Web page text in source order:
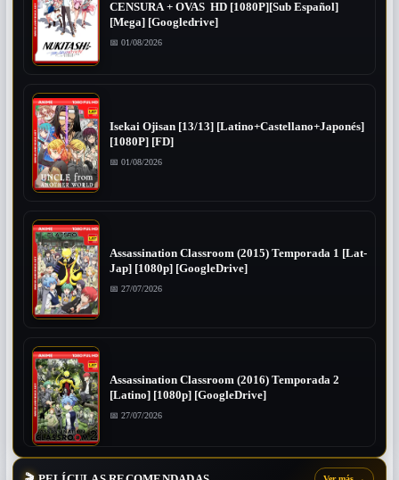
CENSURA + OVAS HD [1080P][Sub Español]
[Mega] [Googledrive]
📅 01/08/2026
Isekai Ojisan [13/13] [Latino+Castellano+Japonés]
[1080P] [FD]
📅 01/08/2026
Assassination Classroom (2015) Temporada 1 [Lat-
Jap] [1080p] [GoogleDrive]
📅 27/07/2026
Assassination Classroom (2016) Temporada 2
[Latino] [1080p] [GoogleDrive]
📅 27/07/2026